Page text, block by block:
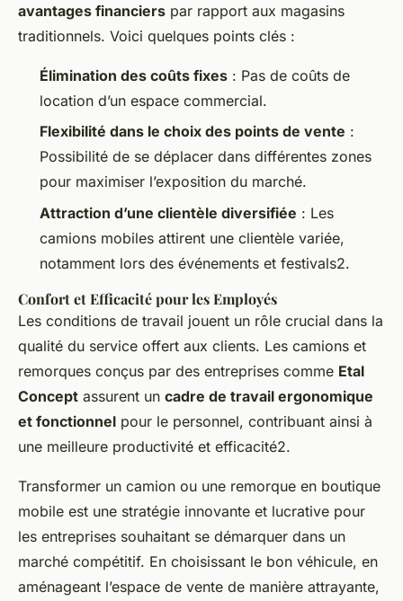
avantages financiers par rapport aux magasins
traditionnels. Voici quelques points clés :
Élimination des coûts fixes : Pas de coûts de
location d’un espace commercial.
Flexibilité dans le choix des points de vente :
Possibilité de se déplacer dans différentes zones
pour maximiser l’exposition du marché.
Attraction d’une clientèle diversifiée : Les
camions mobiles attirent une clientèle variée,
notamment lors des événements et festivals2.
Confort et Efficacité pour les Employés
Les conditions de travail jouent un rôle crucial dans la
qualité du service offert aux clients. Les camions et
remorques conçus par des entreprises comme Etal
Concept assurent un cadre de travail ergonomique
et fonctionnel pour le personnel, contribuant ainsi à
une meilleure productivité et efficacité2.
Transformer un camion ou une remorque en boutique
mobile est une stratégie innovante et lucrative pour
les entreprises souhaitant se démarquer dans un
marché compétitif. En choisissant le bon véhicule, en
aménageant l’espace de vente de manière attrayante,